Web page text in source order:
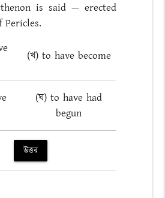
is said — erected
(খ) to have become
(ঘ) to have had
begun
উত্তর